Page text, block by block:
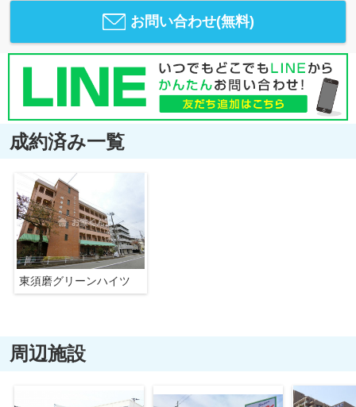
お問い合わせ(無料)
成約済み一覧
東須磨グリーンハイツ
周辺施設